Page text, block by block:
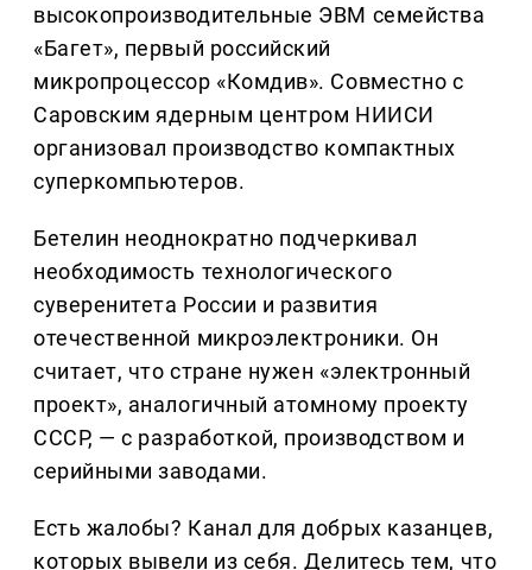
высокопроизводительные ЭВМ семейства
«Багет», первый российский
микропроцессор «Комдив». Совместно с
Саровским ядерным центром НИИСИ
организовал производство компактных
суперкомпьютеров.
Бетелин неоднократно подчеркивал
необходимость технологического
суверенитета России и развития
отечественной микроэлектроники. Он
считает, что стране нужен «электронный
проект», аналогичный атомному проекту
СССР, — с разработкой, производством и
серийными заводами.
Есть жалобы? Канал для добрых казанцев,
которых вывели из себя. Делитеcь тем, что